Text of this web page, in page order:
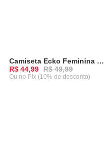
-10%
Camiseta Ecko Feminina Rado Azul Claro
R$ 44,99 R$ 49,99
Ou no Pix (10% de desconto)